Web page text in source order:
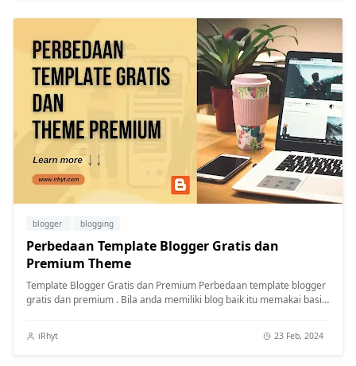
blogger blogging
Perbedaan Template Blogger Gratis dan
Premium Theme
Template Blogger Gratis dan Premium Perbedaan template blogger
gratis dan premium . Bila anda memiliki blog baik itu memakai basis
iRhyt 23 Feb, 2024